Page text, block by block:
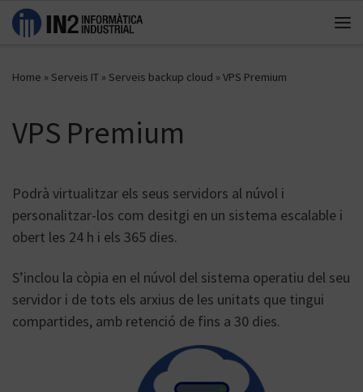
Skip to content
Home » Serveis IT » Serveis backup cloud »VPS Premium
VPS Premium
Podrà virtualitzar els seus servidors al núvol i
personalitzar-los com desitgi en un sistema escalable i
obert les 24 h i els 365 dies.
S’inclou la còpia en el núvol del sistema operatiu del seu
servidor i de tots els arxius de les unitats que tingui
compartides, amb retenció de fins a 30 dies.